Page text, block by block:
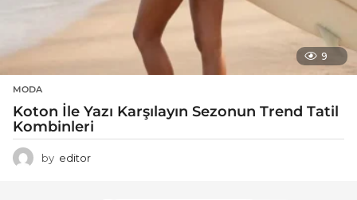
9
MODA
Koton İle Yazı Karşılayın Sezonun Trend Tatil
Kombinleri
by editor